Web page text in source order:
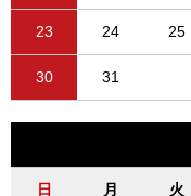
23 24 25
30 31
日 月 火